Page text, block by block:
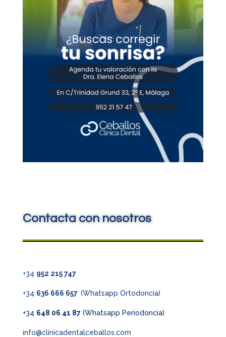
Contacta con nosotros
+34 952 215 747
+34 636 666 657 (Whatsapp Ortodoncia)
+34 648 06 41 87(Whatsapp Periodoncia)
info@clinicadentalceballos.com